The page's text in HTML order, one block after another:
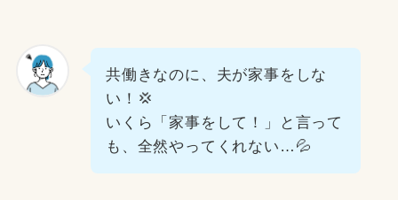
共働きなのに、夫が家事をしな
い！💢
いくら「家事をして！」と言って
も、全然やってくれない…💦